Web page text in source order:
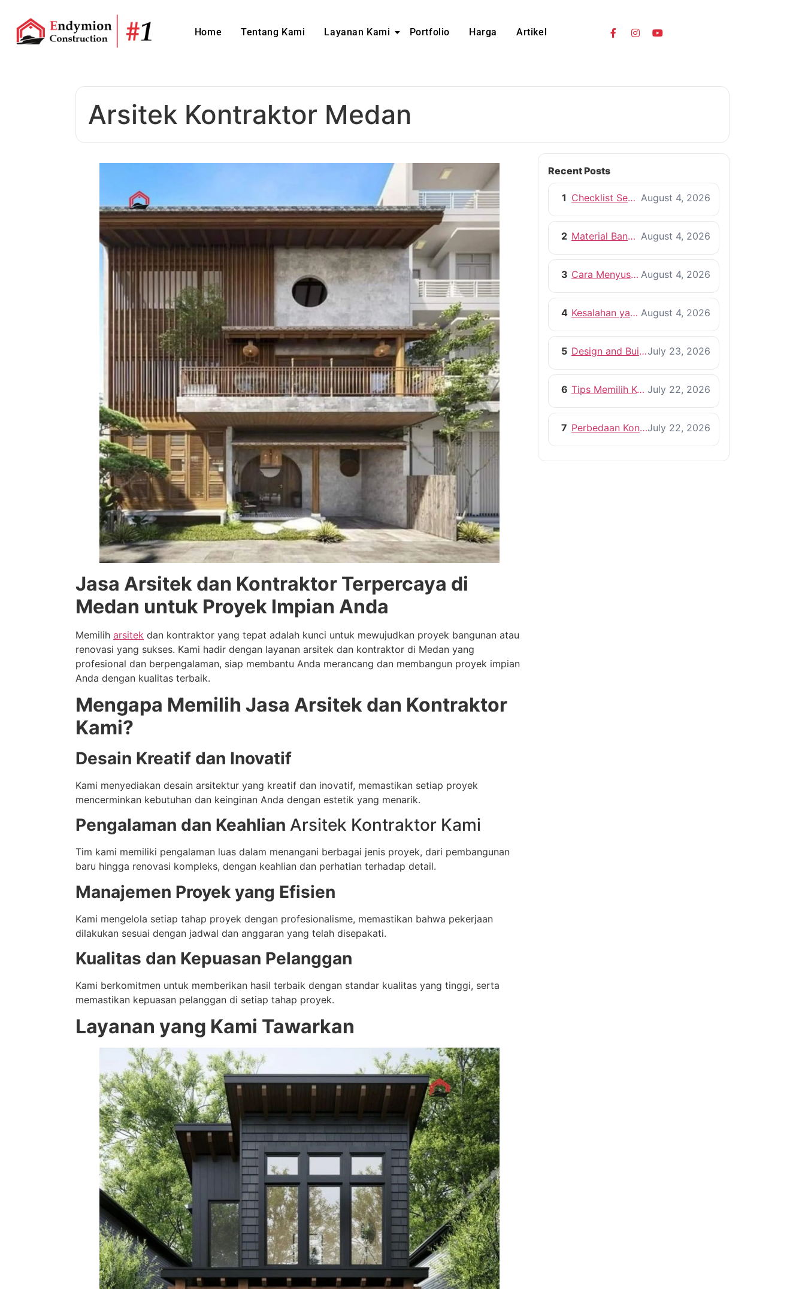
Home Tentang Kami Layanan Kami Portfolio Harga Artikel
Arsitek Kontraktor Medan
Jasa Arsitek dan Kontraktor Terpercaya di
Medan untuk Proyek Impian Anda
Memilih arsitek dan kontraktor yang tepat adalah kunci untuk mewujudkan proyek bangunan atau
renovasi yang sukses. Kami hadir dengan layanan arsitek dan kontraktor di Medan yang
profesional dan berpengalaman, siap membantu Anda merancang dan membangun proyek impian
Anda dengan kualitas terbaik.
Mengapa Memilih Jasa Arsitek dan Kontraktor
Kami?
Desain Kreatif dan Inovatif
Kami menyediakan desain arsitektur yang kreatif dan inovatif, memastikan setiap proyek
mencerminkan kebutuhan dan keinginan Anda dengan estetik yang menarik.
Pengalaman dan Keahlian Arsitek Kontraktor Kami
Tim kami memiliki pengalaman luas dalam menangani berbagai jenis proyek, dari pembangunan
baru hingga renovasi kompleks, dengan keahlian dan perhatian terhadap detail.
Manajemen Proyek yang Efisien
Kami mengelola setiap tahap proyek dengan profesionalisme, memastikan bahwa pekerjaan
dilakukan sesuai dengan jadwal dan anggaran yang telah disepakati.
Kualitas dan Kepuasan Pelanggan
Kami berkomitmen untuk memberikan hasil terbaik dengan standar kualitas yang tinggi, serta
memastikan kepuasan pelanggan di setiap tahap proyek.
Layanan yang Kami Tawarkan
Recent Posts
1 Checklist Sebelum Memulai Proyek Pembangunan Rumah August 4, 2026
2 Material Bangunan Berkualitas untuk Rumah yang Tahan Lama August 4, 2026
3 Cara Menyusun RAB Bangun Rumah yang Efisien August 4, 2026
4 Kesalahan yang Harus Dihindari Saat Membangun Rumah August 4, 2026
5 Design and Build vs Kontraktor KonvensionalJuly 23, 2026
6 Tips Memilih Kontraktor Rumah yang Profesional July 22, 2026
7 Perbedaan Kontraktor dan Pemborong, Mana yang Lebih Tepat?July 22, 2026